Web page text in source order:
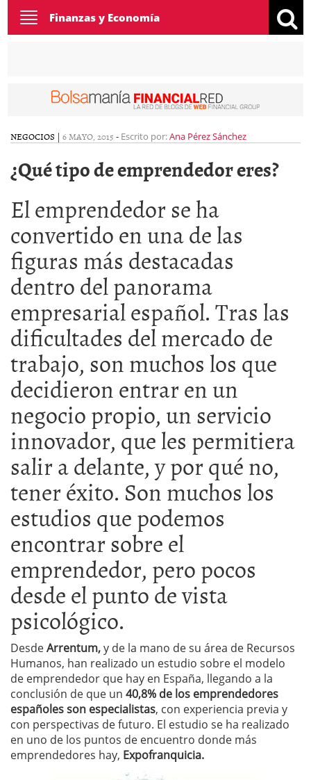
Toggle
navigation
Finanzas y Economía
NEGOCIOS | 6 MAYO, 2015 - Escrito por:Ana Pérez Sánchez
¿Qué tipo de emprendedor eres?
El emprendedor se ha
convertido en una de las
figuras más destacadas
dentro del panorama
empresarial español. Tras las
dificultades del mercado de
trabajo, son muchos los que
decidieron entrar en un
negocio propio, un servicio
innovador, que les permitiera
salir a delante, y por qué no,
tener éxito. Son muchos los
estudios que podemos
encontrar sobre el
emprendedor, pero pocos
desde el punto de vista
psicológico.
DesdeArrentum,y de la mano de su área de Recursos
Humanos, han realizado un estudio sobre el modelo
de emprendedor que hay en España, llegando a la
conclusión de que un 40,8% de los emprendedores
españoles son especialistas, con experiencia previa y
con perspectivas de futuro. El estudio se ha realizado
en uno de los puntos de encuentro donde más
emprendedores hay, Expofranquicia.